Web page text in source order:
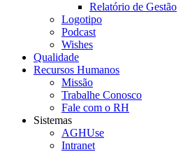
Relatório de Gestão
Logotipo
Podcast
Wishes
Qualidade
Recursos Humanos
Missão
Trabalhe Conosco
Fale com o RH
Sistemas
AGHUse
Intranet